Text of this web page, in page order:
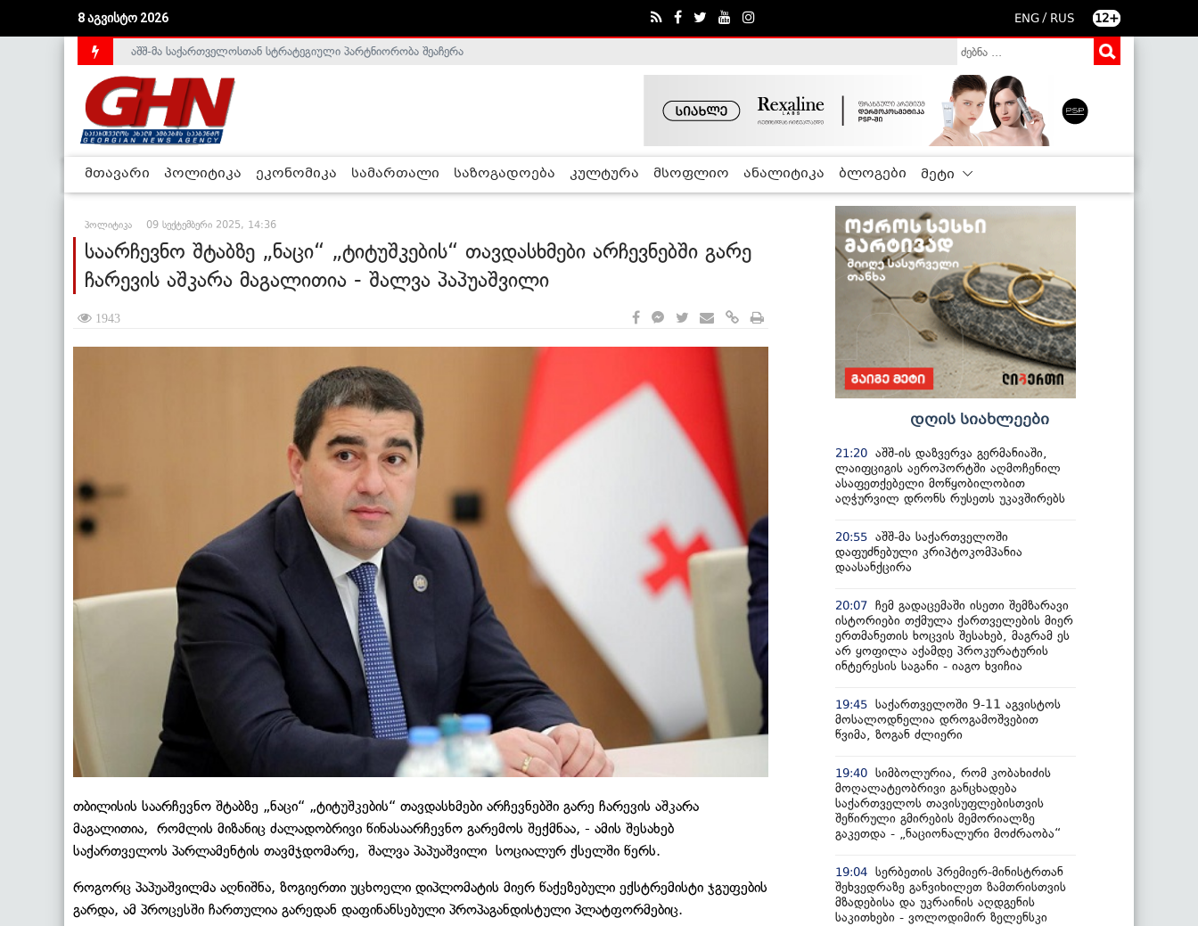
8 აგვისტო 2026 ENG / RUS 12+
საქართველოს დე-ფაქტო მთავრობა არალეგიტიმურია - ჰელსინკის კომისია
აშშ-მა საქართველოსთან სტრატეგიული პარტნიორობა შეაჩერა
მთავარი პოლიტიკა ეკონომიკა სამართალი საზოგადოება კულტურა მსოფლიო ანალიტიკა ბლოგები მეტი
პოლიტიკა 09 სექტემბერი 2025, 14:36
საარჩევნო შტაბზე „ნაცი“ „ტიტუშკების“ თავდასხმები არჩევნებში გარე
ჩარევის აშკარა მაგალითია - შალვა პაპუაშვილი
1943
თბილისის საარჩევნო შტაბზე „ნაცი“ „ტიტუშკების“ თავდასხმები არჩევნებში გარე ჩარევის აშკარა
მაგალითია, რომლის მიზანიც ძალადობრივი წინასაარჩევნო გარემოს შექმნაა, - ამის შესახებ
საქართველოს პარლამენტის თავმჯდომარე, შალვა პაპუაშვილი სოციალურ ქსელში წერს.
როგორც პაპუაშვილმა აღნიშნა, ზოგიერთი უცხოელი დიპლომატის მიერ წაქეზებული ექსტრემისტი ჯგუფების
გარდა, ამ პროცესში ჩართულია გარედან დაფინანსებული პროპაგანდისტული პლატფორმებიც.
დღის სიახლეები
21:20 აშშ-ის დაზვერვა გერმანიაში,
ლაიფციგის აეროპორტში აღმოჩენილ
ასაფეთქებელი მოწყობილობით
აღჭურვილ დრონს რუსეთს უკავშირებს
20:55 აშშ-მა საქართველოში
დაფუძნებული კრიპტოკომპანია
დაასანქცირა
20:07 ჩემ გადაცემაში ისეთი შემზარავი
ისტორიები თქმულა ქართველების მიერ
ერთმანეთის ხოცვის შესახებ, მაგრამ ეს
არ ყოფილა აქამდე პროკურატურის
ინტერესის საგანი - იაგო ხვიჩია
19:45 საქართველოში 9-11 აგვისტოს
მოსალოდნელია დროგამოშვებით
წვიმა, ზოგან ძლიერი
19:40 სიმბოლურია, რომ კობახიძის
მოღალატეობრივი განცხადება
საქართველოს თავისუფლებისთვის
შეწირული გმირების მემორიალზე
გაკეთდა - „ნაციონალური მოძრაობა“
19:04 სერბეთის პრემიერ-მინისტრთან
შეხვედრაზე განვიხილეთ ზამთრისთვის
მზადებისა და უკრაინის აღდგენის
საკითხები - ვოლოდიმირ ზელენსკი